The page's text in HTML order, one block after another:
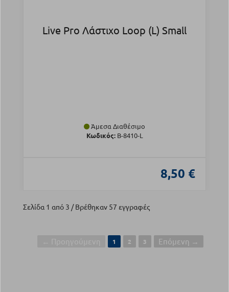
Live Pro Λάστιχο Loop (L) Small
Άμεσα Διαθέσιμο
Κωδικός:Β-8410-L
8,50 €
Σελίδα 1 από 3 / Βρέθηκαν 57 εγγραφές
1 2 3 Επόμενη →